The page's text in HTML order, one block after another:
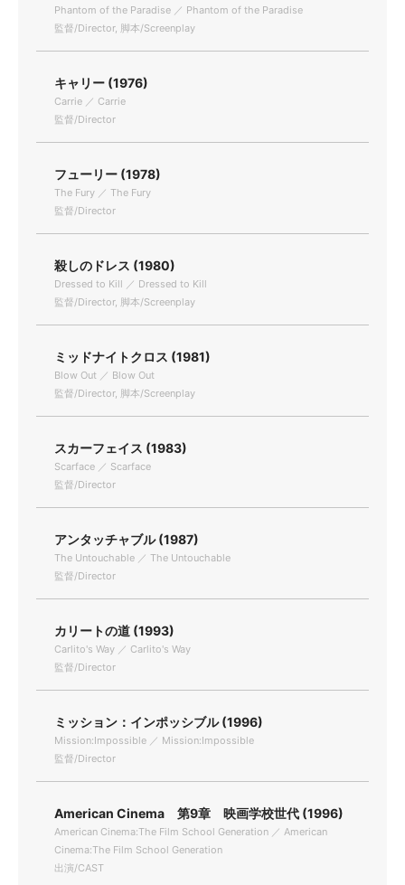
Phantom of the Paradise ／ Phantom of the Paradise
監督/Director, 脚本/Screenplay
キャリー (1976)
Carrie ／ Carrie
監督/Director
フューリー (1978)
The Fury ／ The Fury
監督/Director
殺しのドレス (1980)
Dressed to Kill ／ Dressed to Kill
監督/Director, 脚本/Screenplay
ミッドナイトクロス (1981)
Blow Out ／ Blow Out
監督/Director, 脚本/Screenplay
スカーフェイス (1983)
Scarface ／ Scarface
監督/Director
アンタッチャブル (1987)
The Untouchable ／ The Untouchable
監督/Director
カリートの道 (1993)
Carlito's Way ／ Carlito's Way
監督/Director
ミッション：インポッシブル (1996)
Mission:Impossible ／ Mission:Impossible
監督/Director
American Cinema 第9章 映画学校世代 (1996)
American Cinema:The Film School Generation ／ American
Cinema:The Film School Generation
出演/CAST